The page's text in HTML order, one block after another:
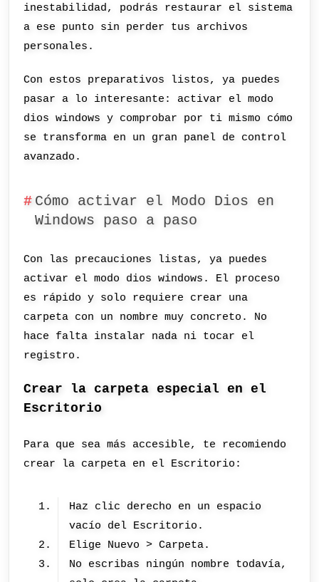
inestabilidad, podrás restaurar el sistema
a ese punto sin perder tus archivos
personales.
Con estos preparativos listos, ya puedes
pasar a lo interesante: activar el modo
dios windows y comprobar por ti mismo cómo
se transforma en un gran panel de control
avanzado.
Cómo activar el Modo Dios en
Windows paso a paso
Con las precauciones listas, ya puedes
activar el modo dios windows. El proceso
es rápido y solo requiere crear una
carpeta con un nombre muy concreto. No
hace falta instalar nada ni tocar el
registro.
Crear la carpeta especial en el
Escritorio
Para que sea más accesible, te recomiendo
crear la carpeta en el Escritorio:
Haz clic derecho en un espacio
vacío del Escritorio.
Elige Nuevo > Carpeta.
No escribas ningún nombre todavía,